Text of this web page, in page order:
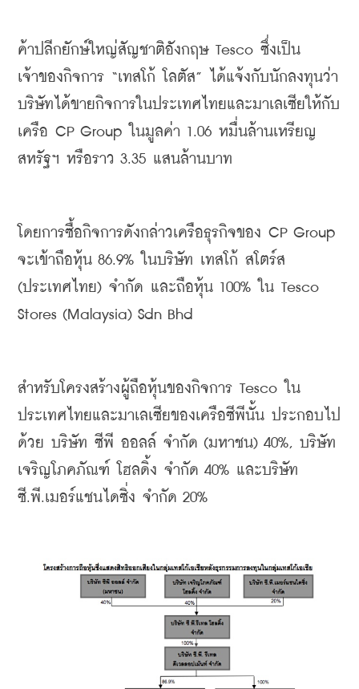
ค้าปลีกยักษ์ใหญ่สัญชาติอังกฤษ Tesco ซึ่งเป็น
เจ้าของกิจการ “เทสโก้ โลตัส”
ได้แจ้งกับนักลงทุนว่า
บริษัทได้ขายกิจการในประเทศไทยและมาเลเซียให้กับ
เครือ CP Group ในมูลค่า 1.06 หมื่นล้านเหรียญ
สหรัฐฯ หรือราว 3.35 แสนล้านบาท
โดยการซื้อกิจการดังกล่าวเครือธุรกิจของ
จะเข้าถือหุ้น 86.9% ในบริษัท เทสโก้ สโตร์ส
(ประเทศไทย) จำกัด และถือหุ้น 100% ใน Tesco
Stores (Malaysia) Sdn Bhd
สำหรับโครงสร้างผู้ถือหุ้นของกิจการ Tesco
ใน
ประเทศไทยและมาเลเซียของเครือซีพีนั้น ประกอบไป
ด้วย บริษัท ซีพี ออลล์ จำกัด (มหาชน) 40%, บริษัท
เจริญโภคภัณฑ์
โฮลดิ้ง จำกัด 40% และบริษัท
ซี.พี.เมอร์แชนไดซิ่ง จำกัด 20%